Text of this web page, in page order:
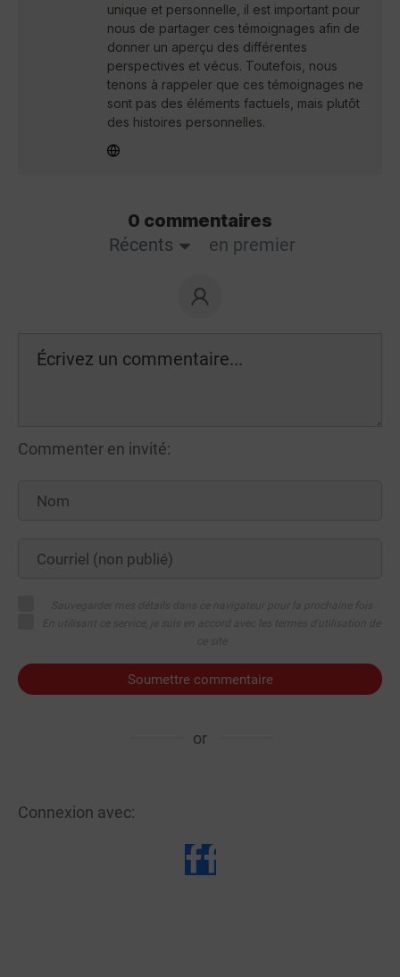
unique et personnelle, il est important pour
nous de partager ces témoignages afin de
donner un aperçu des différentes
perspectives et vécus. Toutefois, nous
tenons à rappeler que ces témoignages ne
sont pas des éléments factuels, mais plutôt
des histoires personnelles.
0 commentaires
Récents
en premier
Commenter en invité:
Soumettre commentaire
or
Connexion avec: